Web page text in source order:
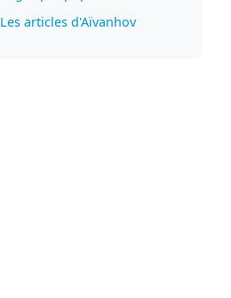
Les articles d'Aïvanhov